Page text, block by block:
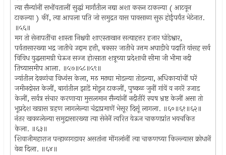
त्या सैन्यांनीं सभोंवतालीं सुद्धां मार्गांतील नद्या अशा करून टाकल्या ( आटवून
टाकल्या ) कीं, त्या आपला पति जो समुद्रत यास पावसाळा सुरू होईंपर्यंत भेटेनात.
॥५६॥
मग तो सेनापतींचा शास्ता निश्चयी शाएस्ताखान सत्याहत्तर हजार घोडेश्वार,
पर्वतासारख्या भद्र जातीचे उद्दाम हत्ती, बक्सर जातीचे उत्तम अघाडीचे पदाति यांसह सर्व
विविध युद्धसामग्री घेऊन सज्ज होत्साता शत्रूच्या प्रदेशाची सीमा जी भीमा नदी
तिच्यासमीप आला. ॥५७॥५८॥५९॥
ज्यांतील देवळांचा विध्वंस केला, मठ मठ्या मोडल्या तोडल्या, अधिकार्‍यांचीं घरें
जमीनदोस्त केलीं, बागांतील झाडें मोडून टाकलीं, पुष्कळ जुनीं गांवें व नगरें उजाड
केलीं, सर्वत्र संचार करणार्‍या मुसलमान सैन्यांनीं नदीतीरें स्पष भ्रष्ट केलीं असा तो
भूप्रदेश खग्रास ग्रहण लागलेल्या चंद्राप्रमाणें भेसूर दिसूं लागला. ॥६०॥६१॥६२॥
नंतर खवळलेल्या समुद्रासारख्या त्या सेनेनें त्वरित येऊन चाकणप्रांत भयचकित
केला. ॥६३॥
शिवाजीमहाराज पन्हाळागडावर असतांना मोंगलांनीं त्या चाकणच्या किल्ल्यास क्रोधानें
वेढा दिला. ॥६४॥